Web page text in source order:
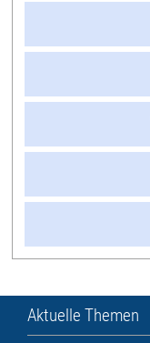
Aktuelle Themen